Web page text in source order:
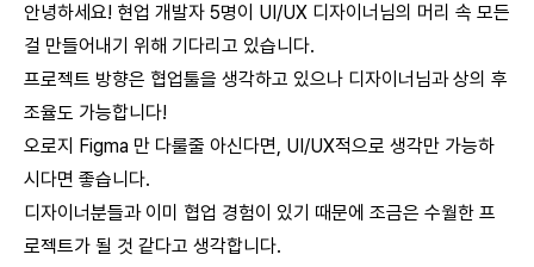
안녕하세요! 현업 개발자 5명이 UI/UX 디자이너님의 머리 속 모든
걸 만들어내기 위해 기다리고 있습니다.
프로젝트 방향은 협업툴을 생각하고 있으나 디자이너님과 상의 후
조율도 가능합니다!
오로지 Figma 만 다룰줄 아신다면, UI/UX적으로 생각만 가능하
시다면 좋습니다.
디자이너분들과 이미 협업 경험이 있기 때문에 조금은 수월한 프
로젝트가 될 것 같다고 생각합니다.